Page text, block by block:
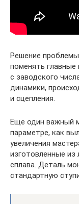
Решение
поменять главные
с заводского
динамики,
и сцепления.
Еще один важный
параметре, как
увеличения
изготовленные из
сплава. Деталь
стандартную